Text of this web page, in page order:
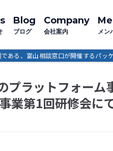
Blog
ブログ
Company
会社案内 メン
ある、富山相談窓口が開催するパ
ラットフォーム
業第1回研修会に